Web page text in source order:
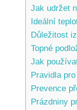
Jak udržet
Ideální
Důležitost
Topné
Jak
Pravidla
Prevence
Prázdniny